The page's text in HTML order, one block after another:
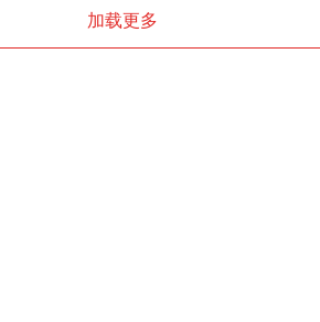
加载更多
Raythink燧石技术：以红外技术，筑造低